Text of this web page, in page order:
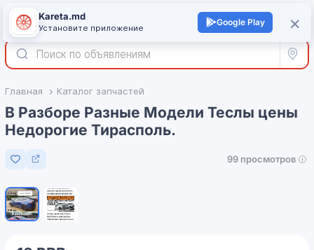
Войти +
Все
Главная Каталог запчастей
В Разборе Разные Модели Теслы цены
Недорогие Тирасполь.
Добавить в избранное
99 просмотров
×
Kareta.md
Установите приложение
Google Play